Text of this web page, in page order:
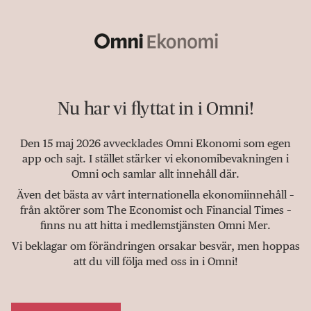
Nu har vi flyttat in i Omni!
Den 15 maj 2026 avvecklades Omni Ekonomi som egen
app och sajt. I stället stärker vi ekonomibevakningen i
Omni och samlar allt innehåll där.
Även det bästa av vårt internationella ekonomiinnehåll –
från aktörer som The Economist och Financial Times –
finns nu att hitta i medlemstjänsten Omni Mer.
Vi beklagar om förändringen orsakar besvär, men hoppas
att du vill följa med oss in i Omni!